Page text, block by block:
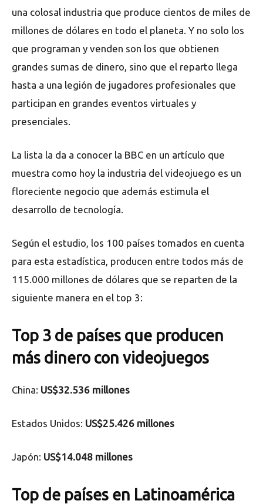
una colosal industria que produce cientos de miles de
millones de dólares en todo el planeta. Y no solo los
que programan y venden son los que obtienen
grandes sumas de dinero, sino que el reparto llega
hasta a una legión de jugadores profesionales que
participan en grandes eventos virtuales y
presenciales.
La lista la da a conocer la BBC en un artículo que
muestra como hoy la industria del videojuego es un
floreciente negocio que además estimula el
desarrollo de tecnología.
Según el estudio, los 100 países tomados en cuenta
para esta estadística, producen entre todos más de
115.000 millones de dólares que se reparten de la
siguiente manera en el top 3:
Top 3 de países que producen
más dinero con videojuegos
China: US$32.536 millones
Estados Unidos: US$25.426 millones
Japón: US$14.048 millones
Top de países en Latinoamérica